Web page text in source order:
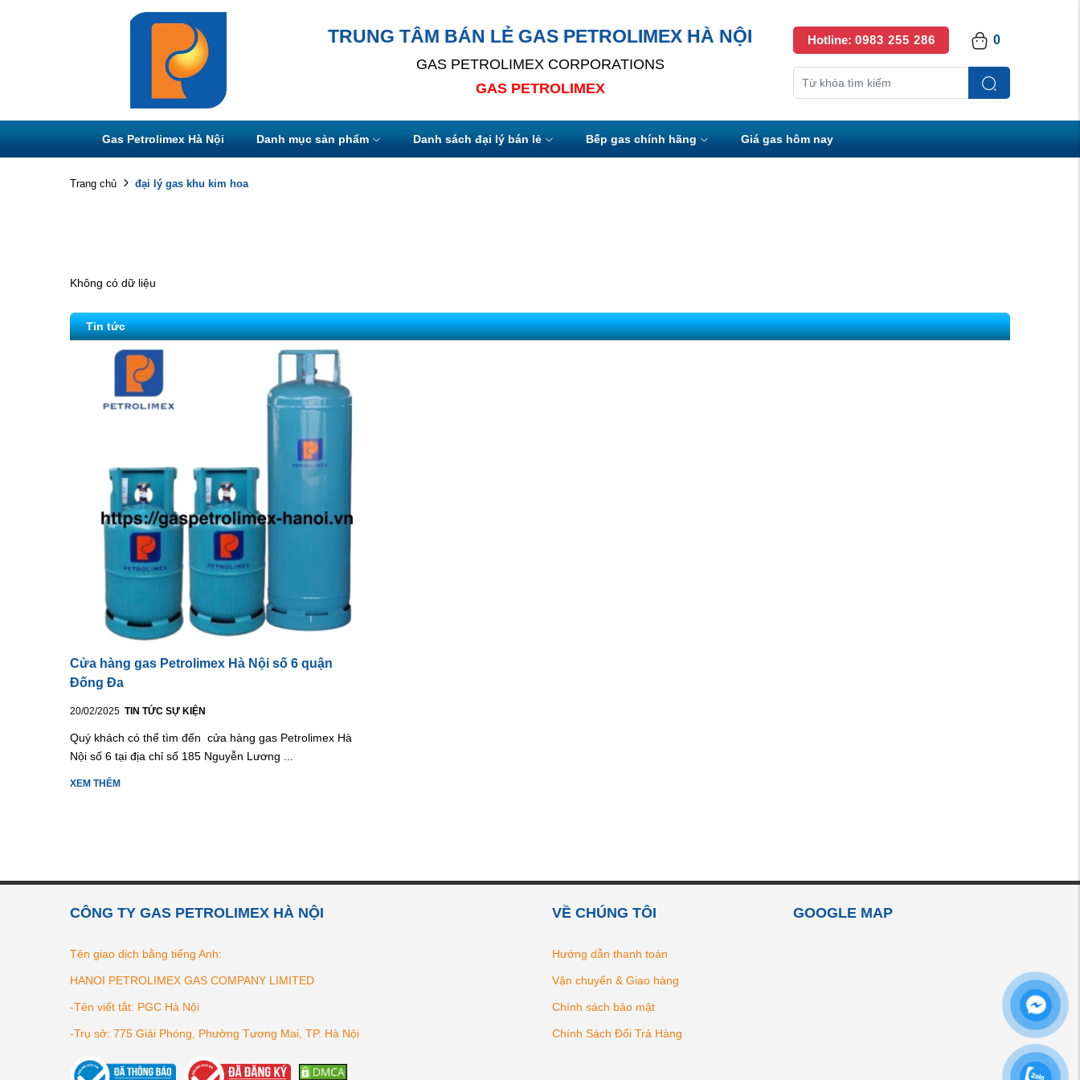
TRUNG TÂM BÁN LẺ GAS PETROLIMEX HÀ NỘI
GAS PETROLIMEX CORPORATIONS
GAS PETROLIMEX
Hotline: 0983 255 286 0
Gas Petrolimex Hà Nội Danh mục sản phẩm Danh sách đại lý bán lẻ Bếp gas chính hãng Giá gas hôm nay
Trang chủ đại lý gas khu kim hoa
Không có dữ liệu
Tin tức
Cửa hàng gas Petrolimex Hà Nội số 6 quận
Đống Đa
20/02/2025 TIN TỨC SỰ KIỆN
Quý khách có thể tìm đến cửa hàng gas Petrolimex Hà
Nội số 6 tại địa chỉ số 185 Nguyễn Lương ...
XEM THÊM
CÔNG TY GAS PETROLIMEX HÀ NỘI
Tên giao dịch bằng tiếng Anh:
HANOI PETROLIMEX GAS COMPANY LIMITED
-Tên viết tắt: PGC Hà Nội
-Trụ sở: 775 Giải Phóng, Phường Tương Mai, TP. Hà Nội
VỀ CHÚNG TÔI
Hướng dẫn thanh toán
Vận chuyển & Giao hàng
Chính sách bảo mật
Chính Sách Đổi Trả Hàng
GOOGLE MAP